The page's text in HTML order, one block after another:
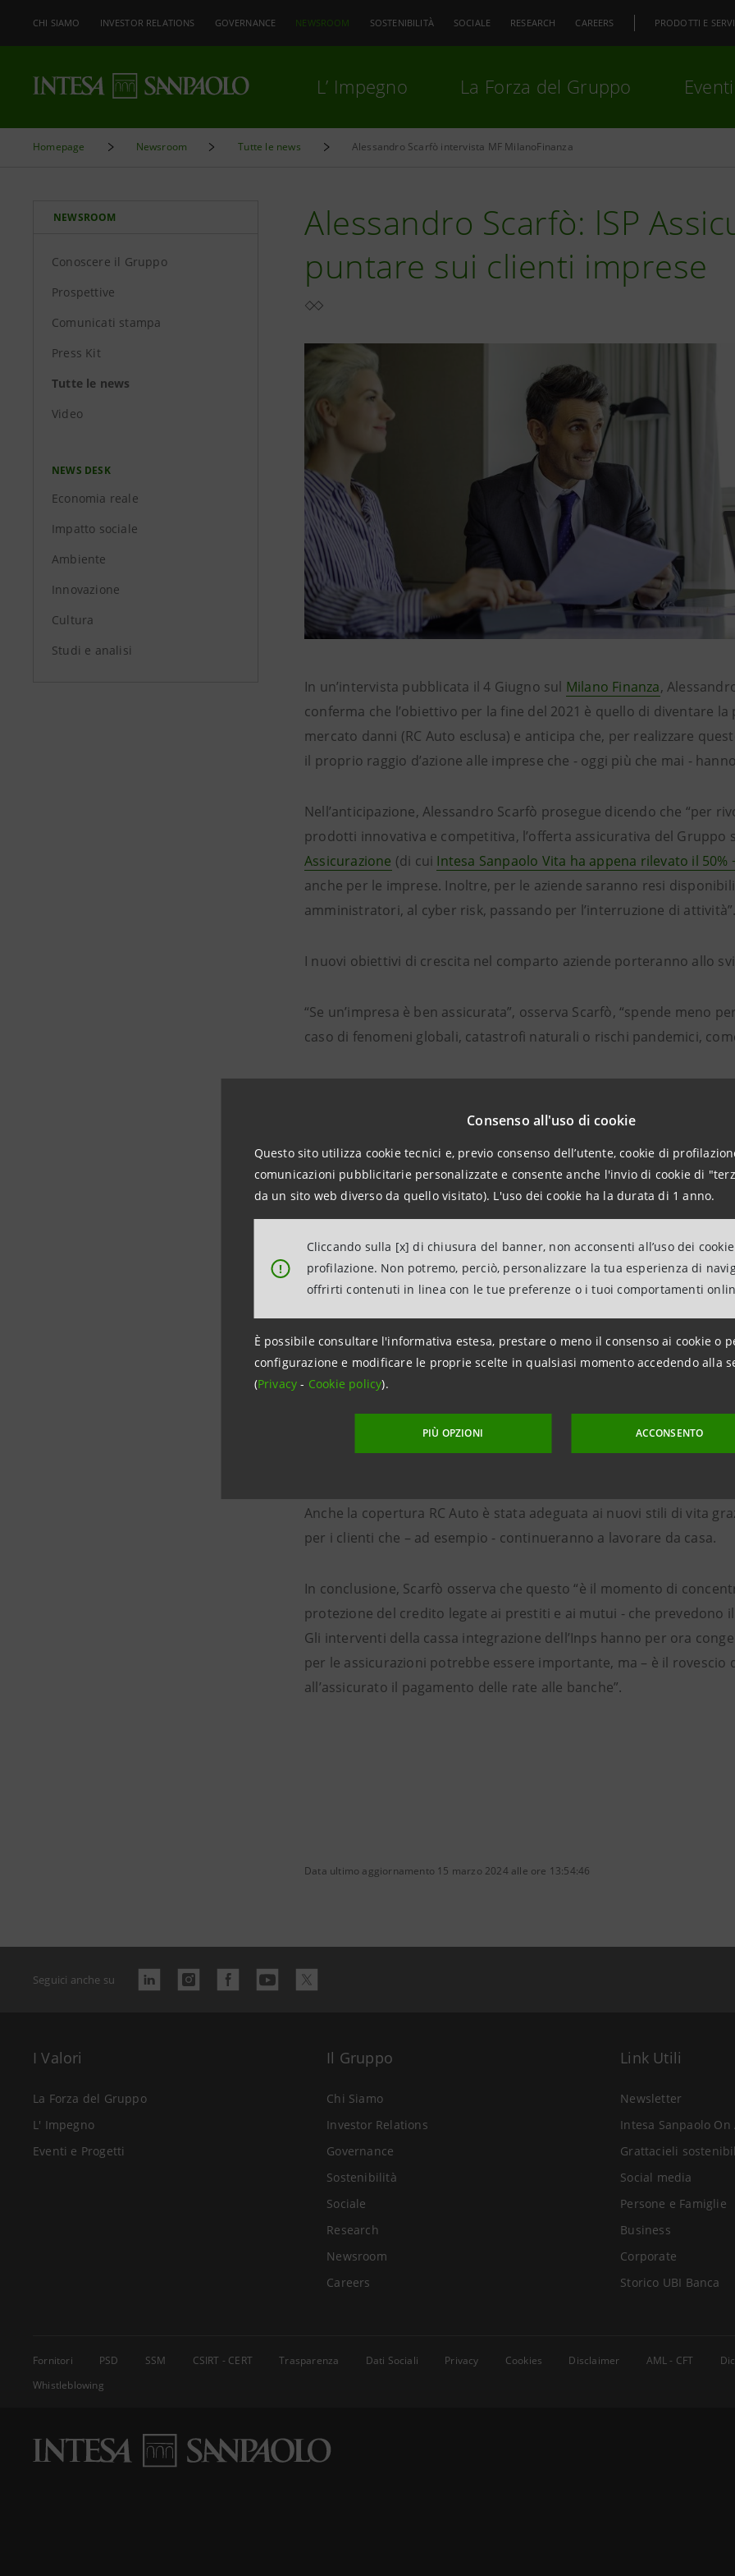
Consenso all'uso di cookie
Questo sito utilizza cookie tecnici e, previo consenso dell’utente, cookie di
comunicazioni pubblicitarie personalizzate e consente anche l'invio di cookie di
da un sito web diverso da quello visitato). L'uso dei cookie ha la durata di 1 anno.
!
Cliccando sulla [x] di chiusura del banner, non acconsenti all’uso dei
profilazione. Non potremo, perciò, personalizzare la tua esperienza di
offrirti contenuti in linea con le tue preferenze o i tuoi comportamenti
È possibile consultare l'informativa estesa, prestare o meno il consenso ai cookie o
configurazione e modificare le proprie scelte in qualsiasi momento accedendo alla
(Privacy- Cookie policy).
PIÙ OPZIONI ACCONSENTO
CHI SIAMO INVESTOR RELATIONS GOVERNANCE NEWSROOM SOSTENIBILITÀ SOCIALE RESEARCH CAREERS PRODOTTI E
L’ Impegno La Forza del Gruppo
Homepage Newsroom Tutte le news Alessandro Scarfò intervista MF MilanoFinanza
NEWSROOM
Conoscere il Gruppo
Prospettive
Comunicati stampa
Press Kit
Tutte le news
Video
NEWS DESK
Economia reale
Impatto sociale
Ambiente
Innovazione
Cultura
Studi e analisi
Alessandro Scarfò: lSP
puntare sui clienti imprese
In un’intervista pubblicata il 4 Giugno sul Milano Finanza,
conferma che l’obiettivo per la fine del 2021 è quello di diventare
mercato danni (RC Auto esclusa) e anticipa che, per realizzare
il proprio raggio d’azione alle imprese che - oggi più che mai -
Nell’anticipazione, Alessandro Scarfò prosegue dicendo che “per
prodotti innovativa e competitiva, l’offerta assicurativa del Gruppo
Assicurazione (di cui Intesa Sanpaolo Vita ha appena rilevato il 50%
anche per le imprese. Inoltre, per le aziende saranno resi
amministratori, al cyber risk, passando per l’interruzione di attività”.
I nuovi obiettivi di crescita nel comparto aziende porteranno allo
“Se un’impresa è ben assicurata”, osserva Scarfò, “spende meno
caso di fenomeni globali, catastrofi naturali o rischi pandemici,
Il settore assicurativo deve mantenere un atteggiamento
riassicuratori che possono offrire una visione globale dei
La recente emergenza Coronavirus, come gli attacchi informatici
più complessi e spesso non riguardano più il singolo assicurato
l’azione coordinata di molti soggetti. Per questa ragione Intesa
polizze sanitarie a vantaggio dei clienti colpiti da Covid.
A questo proposito, Alessandro Scarfò ricorda che a marzo, la
contribuito con un’iniziativa gratuita nei confronti dei propri
ricorso alla diaria da ricovero non soltanto in caso di degenza in
domiciliare (quarantena), senza applicazione di franchigie e
hanno ricevuto un indennizzo compreso tra €2.000 e €4.000 in
Anche la copertura RC Auto è stata adeguata ai nuovi stili di vita
per i clienti che – ad esempio - continueranno a lavorare da casa.
In conclusione, Scarfò osserva che questo “è il momento di
protezione del credito legate ai prestiti e ai mutui - che prevedono
Gli interventi della cassa integrazione dell’Inps hanno per ora
per le assicurazioni potrebbe essere importante, ma – è il rovescio
all’assicurato il pagamento delle rate alle banche”.
Data ultimo aggiornamento 15 marzo 2024 alle ore 13:54:46
Seguici anche su
I Valori
La Forza del Gruppo
L' Impegno
Eventi e Progetti
Il Gruppo
Chi Siamo
Investor Relations
Governance
Sostenibilità
Sociale
Research
Newsroom
Careers
Link Utili
Newsletter
Intesa Sanpaolo On
Grattacieli
Social media
Persone e Famiglie
Business
Corporate
Storico UBI Banca
Fornitori PSD SSM CSIRT - CERT Trasparenza Dati Sociali Privacy Cookies Disclaimer AML - CFT
Whistleblowing